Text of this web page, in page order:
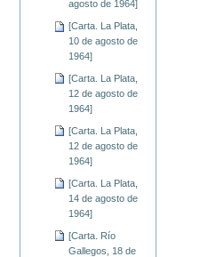
agosto de 1964]
[Carta. La Plata,
10 de agosto de
1964]
[Carta. La Plata,
12 de agosto de
1964]
[Carta. La Plata,
12 de agosto de
1964]
[Carta. La Plata,
14 de agosto de
1964]
[Carta. Río
Gallegos, 18 de